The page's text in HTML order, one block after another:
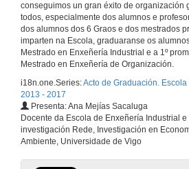
conseguimos un gran éxito de organización
todos, especialmente dos alumnos e
dos alumnos dos 6 Graos e dos mestrados
imparten na Escola, graduaranse os
Mestrado en Enxeñería Industrial e a 1º
Mestrado en Enxeñería de Organización.
i18n.one.Series:Acto de Graduación.
2013 - 2017
Presenta: Ana Mejías Sacaluga
Docente da Escola de Enxeñería Industrial
investigación Rede, Investigación en
Ambiente, Universidade de Vigo
1 de xuño de 2017
Sin Créditos
1 de xuño de 2017
créditos
1 de xuño de 2017